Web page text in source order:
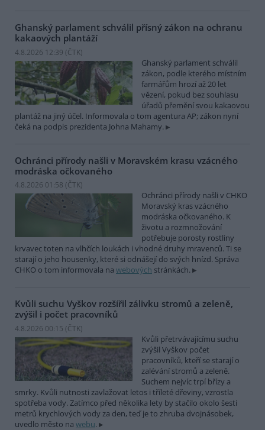
Ghanský parlament schválil přísný zákon na ochranu
kakaových plantáží
4.8.2026 12:39 (ČTK)
Ghanský parlament schválil
zákon, podle kterého místním
farmářům hrozí až 20 let
vězení, pokud bez souhlasu
úřadů přemění svou kakaovou
plantáž na jiný účel. Informovala o tom agentura AP; zákon nyní
čeká na podpis prezidenta Johna Mahamy.
Ochránci přírody našli v Moravském krasu vzácného
modráska očkovaného
4.8.2026 01:58 (ČTK)
Ochránci přírody našli v CHKO
Moravský kras vzácného
modráska očkovaného. K
životu a rozmnožování
potřebuje porosty rostliny
krvavec toten na vlhčích loukách i vhodné druhy mravenců. Ti se
starají o jeho housenky, které si odnášejí do svých hnízd. Správa
CHKO o tom informovala na webových stránkách.
Kvůli suchu Vyškov rozšířil zálivku stromů a zeleně,
zvýšil i počet pracovníků
4.8.2026 00:15 (ČTK)
Kvůli přetrvávajícímu suchu
zvýšil Vyškov počet
pracovníků, kteří se starají o
zalévání stromů a zeleně.
Suchem nejvíc trpí břízy a
smrky. Kvůli nutnosti zavlažovat letos i tříleté dřeviny, vzrostla
spotřeba vody. Zatímco před několika lety by stačilo okolo šesti
metrů krychlových vody za den, teď je to zhruba dvojnásobek,
uvedlo město na webu.